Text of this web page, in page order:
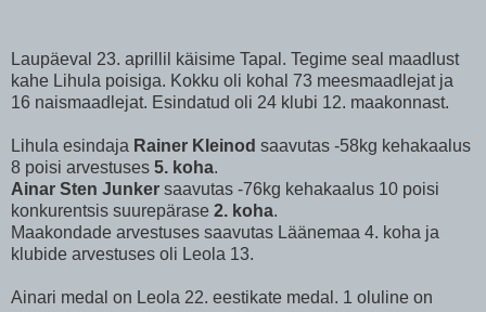
Laupäeval 23. aprillil käisime Tapal. Tegime seal maadlust
kahe Lihula poisiga. Kokku oli kohal 73 meesmaadlejat ja
16 naismaadlejat. Esindatud oli 24 klubi 12. maakonnast.
Lihula esindaja Rainer Kleinod saavutas -58kg kehakaalus
8 poisi arvestuses 5. koha.
Ainar Sten Junker saavutas -76kg kehakaalus 10 poisi
konkurentsis suurepärase 2. koha.
Maakondade arvestuses saavutas Läänemaa 4. koha ja
klubide arvestuses oli Leola 13.
Ainari medal on Leola 22. eestikate medal. 1 oluline on